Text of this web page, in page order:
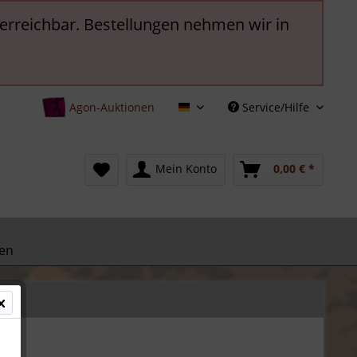
Bestellungen nehmen wir in
Agon-Auktionen Deutsch Service/Hilfe
Mein Konto 0,00 € *